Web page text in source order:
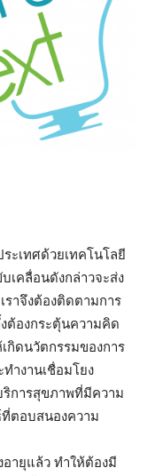
ะเทศด้วยเทคโนโลยี
เคลื่อนดังกล่าวจะส่ง
ราจึงต้องติดตามการ
ต้องกระตุ้นความคิด
กิดนวัตกรรมของการ
ำงานเชื่อมโยง
ริการสุขภาพที่มีความ
ตอบสนองความ
ายุแล้ว ทำให้ต้องมี